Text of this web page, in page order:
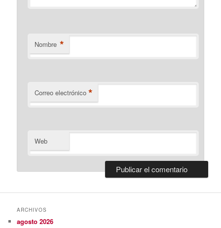
Nombre *
Correo electrónico *
Web
ARCHIVOS
agosto 2026